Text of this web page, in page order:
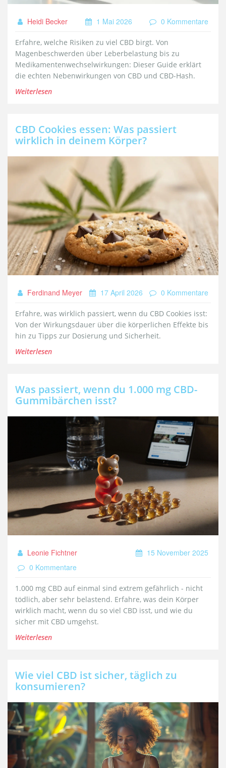
Heidi Becker 1 Mai 2026 0 Kommentare
Erfahre, welche Risiken zu viel CBD birgt. Von
Magenbeschwerden über Leberbelastung bis zu
Medikamentenwechselwirkungen: Dieser Guide erklärt
die echten Nebenwirkungen von CBD und CBD-Hash.
Weiterlesen
CBD Cookies essen: Was passiert
wirklich in deinem Körper?
Ferdinand Meyer 17 April 2026 0 Kommentare
Erfahre, was wirklich passiert, wenn du CBD Cookies isst:
Von der Wirkungsdauer über die körperlichen Effekte bis
hin zu Tipps zur Dosierung und Sicherheit.
Weiterlesen
Was passiert, wenn du 1.000 mg CBD-
Gummibärchen isst?
Leonie Fichtner
15 November 2025
0 Kommentare
1.000 mg CBD auf einmal sind extrem gefährlich - nicht
tödlich, aber sehr belastend. Erfahre, was dein Körper
wirklich macht, wenn du so viel CBD isst, und wie du
sicher mit CBD umgehst.
Weiterlesen
Wie viel CBD ist sicher, täglich zu
konsumieren?